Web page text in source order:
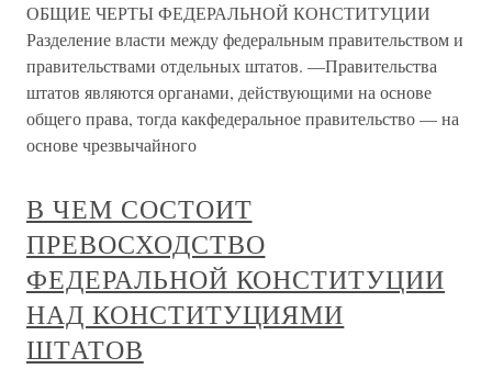
ОБЩИЕ ЧЕРТЫ ФЕДЕРАЛЬНОЙ КОНСТИТУЦИИ
Разделение власти между федеральным правительством и
правительствами отдельных штатов. —Правительства
штатов являются органами, действующими на основе
общего права, тогда какфедеральное правительство — на
основе чрезвычайного
В ЧЕМ СОСТОИТ
ПРЕВОСХОДСТВО
ФЕДЕРАЛЬНОЙ КОНСТИТУЦИИ
НАД КОНСТИТУЦИЯМИ
ШТАТОВ